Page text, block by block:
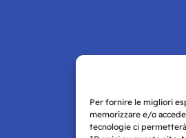
Per fornire le migliori
memorizzare e/o
tecnologie ci